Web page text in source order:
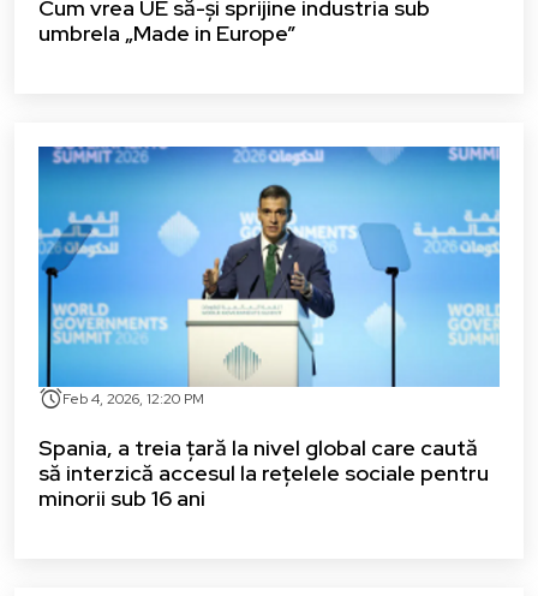
Cum vrea UE să-și sprijine industria sub
umbrela „Made in Europe”
alarmFeb 4, 2026, 12:20 PM
Spania, a treia țară la nivel global care caută
să interzică accesul la rețelele sociale pentru
minorii sub 16 ani